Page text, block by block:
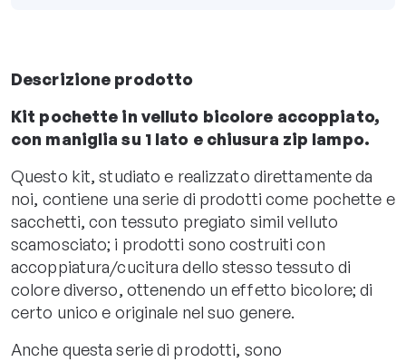
Descrizione prodotto
Kit pochette in velluto bicolore accoppiato,
con maniglia su 1 lato e chiusura zip lampo.
Questo kit, studiato e realizzato direttamente da
noi, contiene una serie di prodotti come pochette e
sacchetti, con tessuto pregiato simil velluto
scamosciato; i prodotti sono costruiti con
accoppiatura/cucitura dello stesso tessuto di
colore diverso, ottenendo un effetto bicolore; di
certo unico e originale nel suo genere.
Anche questa serie di prodotti, sono